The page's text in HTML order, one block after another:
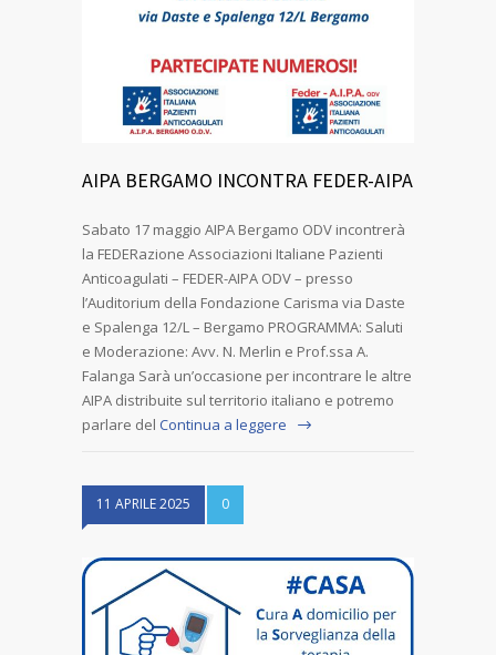
AIPA BERGAMO INCONTRA FEDER-AIPA
Sabato 17 maggio AIPA Bergamo ODV incontrerà
la FEDERazione Associazioni Italiane Pazienti
Anticoagulati – FEDER-AIPA ODV – presso
l’Auditorium della Fondazione Carisma via Daste
e Spalenga 12/L – Bergamo PROGRAMMA: Saluti
e Moderazione: Avv. N. Merlin e Prof.ssa A.
Falanga Sarà un’occasione per incontrare le altre
AIPA distribuite sul territorio italiano e potremo
parlare del Continua a leggere
11 APRILE 2025 0